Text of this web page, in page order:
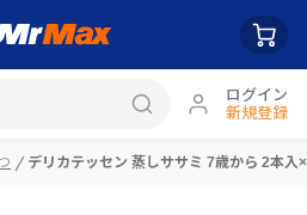
ログイン
新規登録
デリカテッセン 蒸しササミ 7歳から 2本入